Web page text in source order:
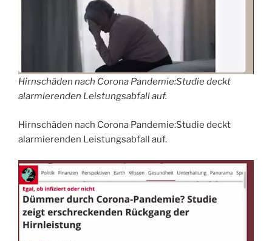
Hirnschäden nach Corona Pandemie:Studie deckt
alarmierenden Leistungsabfall auf.
Hirnschäden nach Corona Pandemie:Studie deckt
alarmierenden Leistungsabfall auf.